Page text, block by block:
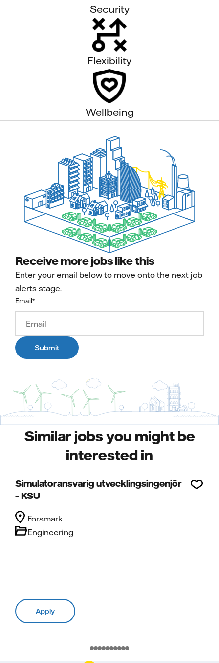
Security
Flexibility
Wellbeing
Receive more jobs like this
Enter your email below to move onto the next job
alerts stage.
Email*
Submit
Similar jobs you might be
interested in
Simulatoransvarig utvecklingsingenjör
– KSU
Engineering
Forsmark
Apply